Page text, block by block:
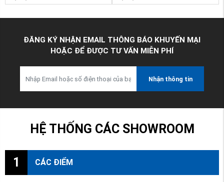
ĐĂNG KÝ NHẬN EMAIL THÔNG BÁO KHUYẾN MẠI
HOẶC ĐỂ ĐƯỢC TƯ VẤN MIỄN PHÍ
Nhận thông tin
HỆ THỐNG CÁC SHOWROOM
1 CÁC ĐIỂM